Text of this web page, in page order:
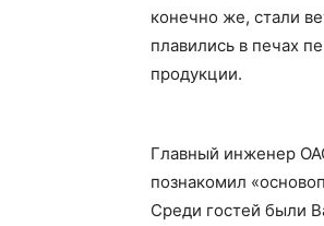
конечно же, стали
плавились в печах
продукции.
Главный инженер
познакомил
Среди гостей были